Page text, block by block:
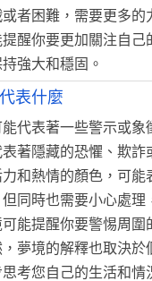
者困難，需要更多
醒你要更加關注自己
強大和穩固。
表什麼
代表著一些警示或象
著隱藏的恐懼、欺詐
和熱情的顏色，可能
同時也需要小心處理
能提醒你要警惕周圍
夢境的解釋也取決於
考您自己的生活和情